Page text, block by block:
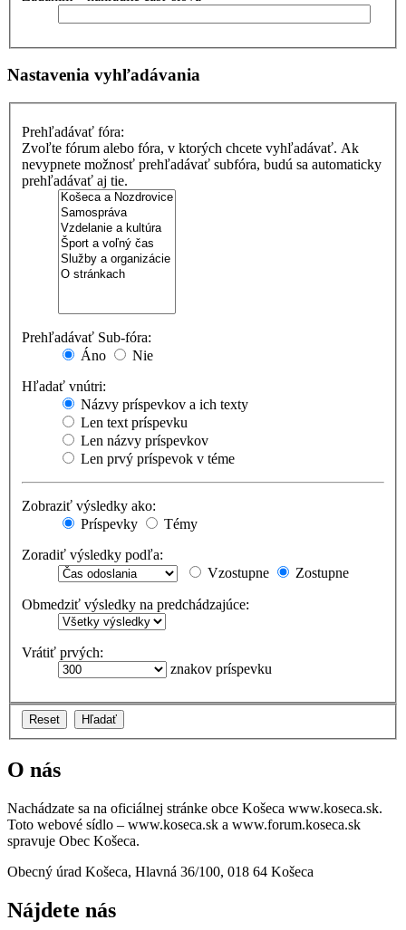
Nastavenia vyhľadávania
Prehľadávať fóra:
Zvoľte fórum alebo fóra, v ktorých chcete vyhľadávať. Ak
nevypnete možnosť prehľadávať subfóra, budú sa automaticky
prehľadávať aj tie.
Prehľadávať Sub-fóra:
Áno
Nie
Hľadať vnútri:
Názvy príspevkov a ich texty
Len text príspevku
Len názvy príspevkov
Len prvý príspevok v téme
Zobraziť výsledky ako:
Príspevky
Témy
Zoradiť výsledky podľa:
Vzostupne
Zostupne
Obmedziť výsledky na predchádzajúce:
Vrátiť prvých:
znakov príspevku
O nás
Nachádzate sa na oficiálnej stránke obce Košeca www.koseca.sk.
Toto webové sídlo – www.koseca.sk a www.forum.koseca.sk
spravuje Obec Košeca.
Obecný úrad Košeca, Hlavná 36/100, 018 64 Košeca
Nájdete nás